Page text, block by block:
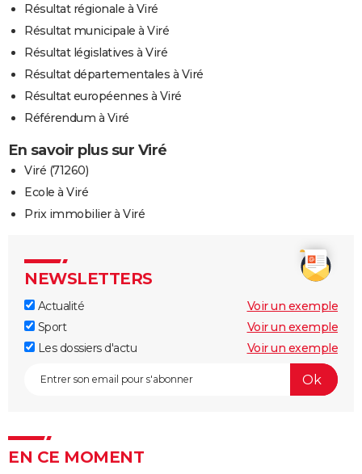
Résultat régionale à Viré
Résultat municipale à Viré
Résultat législatives à Viré
Résultat départementales à Viré
Résultat européennes à Viré
Référendum à Viré
En savoir plus sur Viré
Viré (71260)
Ecole à Viré
Prix immobilier à Viré
NEWSLETTERS
Actualité
Voir un exemple
Sport
Voir un exemple
Les dossiers d'actu
Voir un exemple
EN CE MOMENT